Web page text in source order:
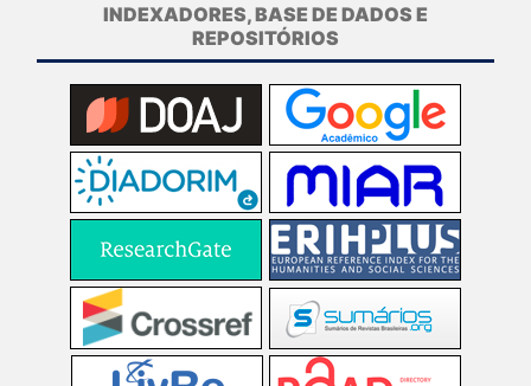
INDEXADORES, BASE DE DADOS E
REPOSITÓRIOS